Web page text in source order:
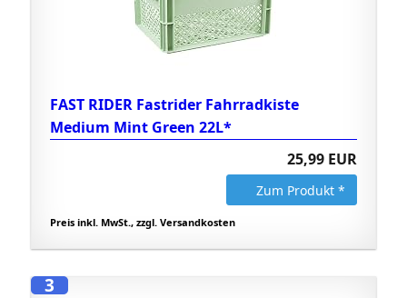
FAST RIDER Fastrider Fahrradkiste
Medium Mint Green 22L*
25,99 EUR
Zum Produkt *
Preis inkl. MwSt., zzgl. Versandkosten
3